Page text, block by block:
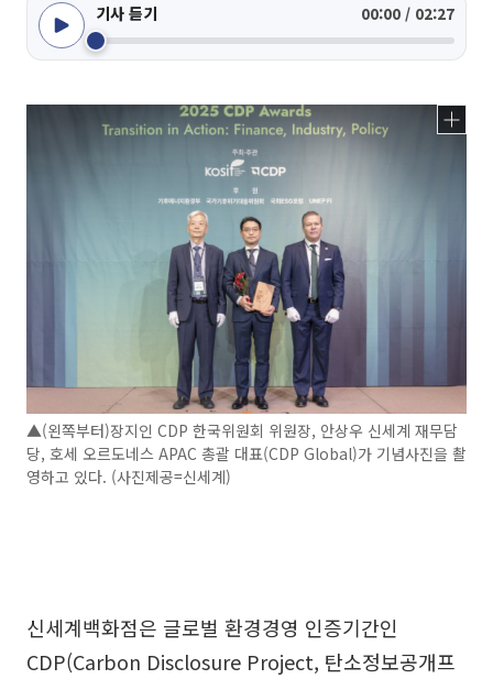
기사 듣기 00:00 / 02:27
▲(왼쪽부터)장지인 CDP 한국위원회 위원장, 안상우 신세계 재무담
당, 호세 오르도네스 APAC 총괄 대표(CDP Global)가 기념사진을 촬
영하고 있다. (사진제공=신세계)
신세계백화점은 글로벌 환경경영 인증기간인
CDP(Carbon Disclosure Project, 탄소정보공개프